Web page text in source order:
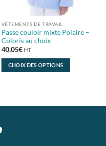
VÊTEMENTS DE TRAVAIL
Passe couloir mixte Polaire –
Coloris au choix
40,05€ HT
CHOIX DES OPTIONS
plusieurs
Les